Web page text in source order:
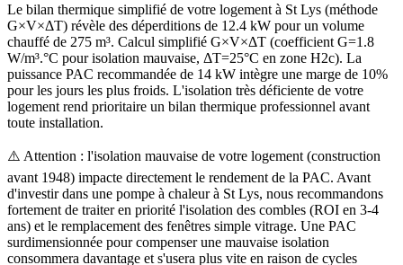
Le bilan thermique simplifié de votre logement à St Lys (méthode
G×V×ΔT) révèle des déperditions de 12.4 kW pour un volume
chauffé de 275 m³. Calcul simplifié G×V×ΔT (coefficient G=1.8
W/m³.°C pour isolation mauvaise, ΔT=25°C en zone H2c). La
puissance PAC recommandée de 14 kW intègre une marge de 10%
pour les jours les plus froids. L'isolation très déficiente de votre
logement rend prioritaire un bilan thermique professionnel avant
toute installation.
⚠️ Attention : l'isolation mauvaise de votre logement (construction
avant 1948) impacte directement le rendement de la PAC. Avant
d'investir dans une pompe à chaleur à St Lys, nous recommandons
fortement de traiter en priorité l'isolation des combles (ROI en 3-4
ans) et le remplacement des fenêtres simple vitrage. Une PAC
surdimensionnée pour compenser une mauvaise isolation
consommera davantage et s'usera plus vite en raison de cycles